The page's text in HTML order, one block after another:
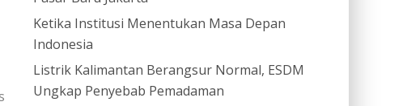
Ketika Institusi Menentukan Masa Depan
Indonesia
Listrik Kalimantan Berangsur Normal, ESDM
Ungkap Penyebab Pemadaman